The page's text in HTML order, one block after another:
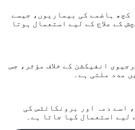
کچھ ہاضمے کی بیماریوں، جیسے
کے علاج کے لیے استعمال ہوتا
انفیکشن کے خلاف مؤثر، جس
مدد ملتی ہے۔
اسے دمہ اور برونکائٹس کی
لیے استعمال کیا جاتا ہے۔